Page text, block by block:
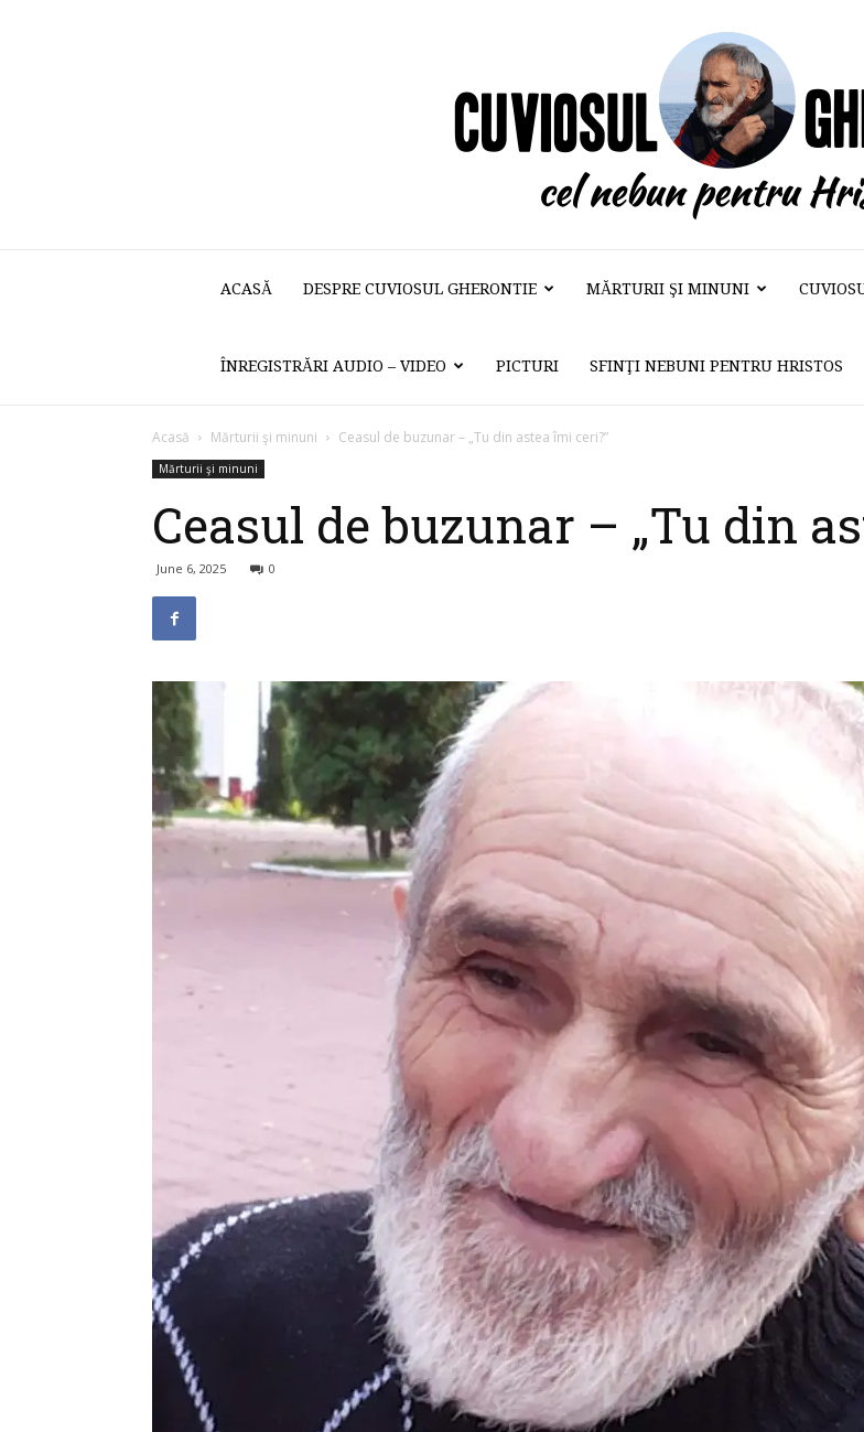
Cuviosul
pentru
Hristos
ACASĂ DESPRE CUVIOSUL GHERONTIE MĂRTURII ŞI MINUNI
ÎNREGISTRĂRI AUDIO – VIDEO PICTURI SFINŢI NEBUNI PENTRU HRISTOS
Acasă Mărturii şi minuni Ceasul de buzunar – „Tu din astea îmi ceri?”
Mărturii şi minuni
Ceasul de buzunar – „Tu din
June 6, 2025 0